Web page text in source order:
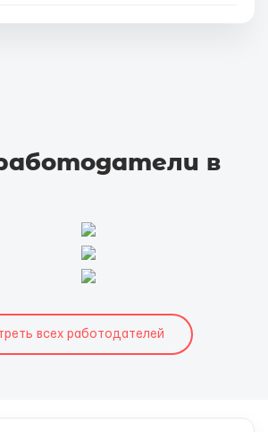
в
всех работодателей